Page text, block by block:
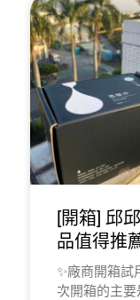
[開箱] 邱
品值得推
✨廠商開箱試
次開箱的主